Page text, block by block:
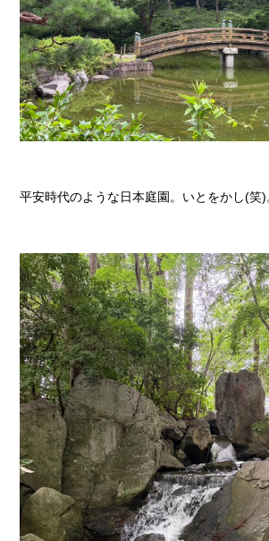
平安時代のような日本庭園。いとをかし(笑)